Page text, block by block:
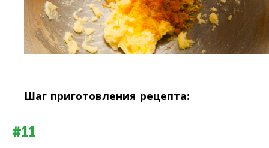
Шаг приготовления рецепта:
#11